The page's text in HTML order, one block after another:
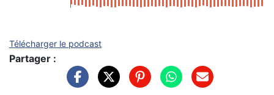
Télécharger le podcast
Partager :